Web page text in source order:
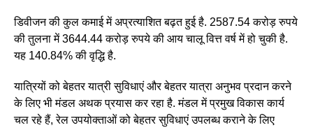
डिवीजन की कुल कमाई में अप्रत्याशित बढ़त हुई है. 2587.54 करोड़ रुपये
की तुलना में 3644.44 करोड़ रुपये की आय चालू वित्त वर्ष में हो चुकी है.
यह 140.84% ​​की वृद्धि है.
यात्रियों को बेहतर यात्री सुविधाएं और बेहतर यात्रा अनुभव प्रदान करने
के लिए भी मंडल अथक प्रयास कर रहा है. मंडल में प्रमुख विकास कार्य
चल रहे हैं, रेल उपयोक्ताओं को बेहतर सुविधाएं उपलब्ध कराने के लिए